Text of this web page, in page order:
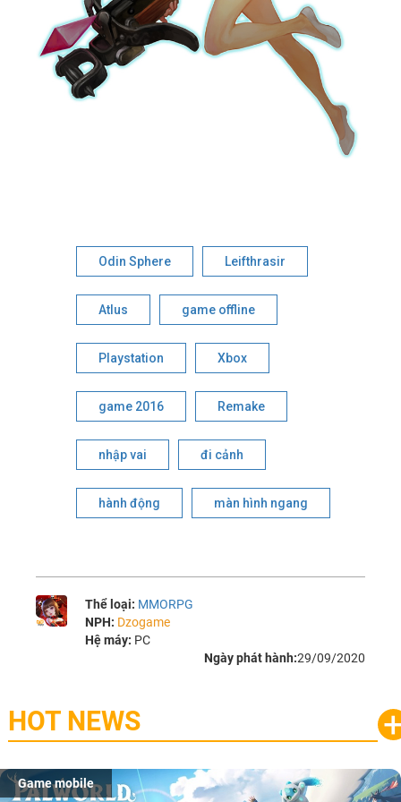
Odin Sphere Leifthrasir
Atlus game offline
Playstation Xbox
game 2016 Remake
nhập vai đi cảnh
hành động màn hình ngang
Thể loại: MMORPG
NPH: Dzogame
Hệ máy: PC
Ngày phát hành:29/09/2020
HOT NEWS
Game mobile